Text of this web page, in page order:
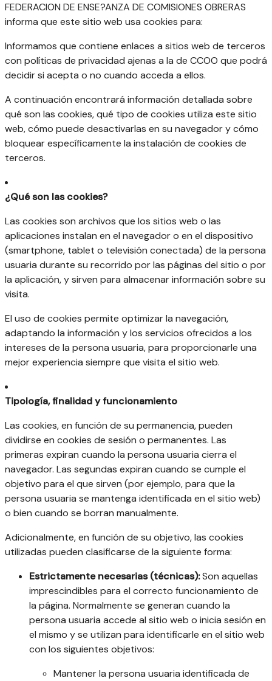
FEDERACION DE ENSE?ANZA DE COMISIONES OBRERAS
informa que este sitio web usa cookies para:
Informamos que contiene enlaces a sitios web de terceros
con políticas de privacidad ajenas a la de CCOO que podrá
decidir si acepta o no cuando acceda a ellos.
A continuación encontrará información detallada sobre
qué son las cookies, qué tipo de cookies utiliza este sitio
web, cómo puede desactivarlas en su navegador y cómo
bloquear específicamente la instalación de cookies de
terceros.
¿Qué son las cookies?
Las cookies son archivos que los sitios web o las
aplicaciones instalan en el navegador o en el dispositivo
(smartphone, tablet o televisión conectada) de la persona
usuaria durante su recorrido por las páginas del sitio o por
la aplicación, y sirven para almacenar información sobre su
visita.
El uso de cookies permite optimizar la navegación,
adaptando la información y los servicios ofrecidos a los
intereses de la persona usuaria, para proporcionarle una
mejor experiencia siempre que visita el sitio web.
Tipología, finalidad y funcionamiento
Las cookies, en función de su permanencia, pueden
dividirse en cookies de sesión o permanentes. Las
primeras expiran cuando la persona usuaria cierra el
navegador. Las segundas expiran cuando se cumple el
objetivo para el que sirven (por ejemplo, para que la
persona usuaria se mantenga identificada en el sitio web)
o bien cuando se borran manualmente.
Adicionalmente, en función de su objetivo, las cookies
utilizadas pueden clasificarse de la siguiente forma:
Estrictamente necesarias (técnicas):Son aquellas
imprescindibles para el correcto funcionamiento de
la página. Normalmente se generan cuando la
persona usuaria accede al sitio web o inicia sesión en
el mismo y se utilizan para identificarle en el sitio web
con los siguientes objetivos:
Mantener la persona usuaria identificada de